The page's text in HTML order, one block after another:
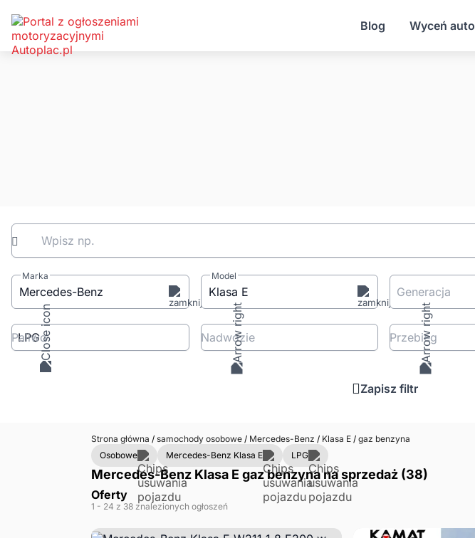
Blog Wyceń auto
Wpisz np.
Marka
Mercedes-Benz
Model
Klasa E Generacja
Paliwo Nadwozie Przebieg
Zapisz filtr
Strona główna /samochody osobowe /Mercedes-Benz /Klasa E /gaz benzyna
Osobowe
Mercedes-Benz Klasa E LPG
Mercedes-Benz Klasa E gaz benzyna na sprzedaż (38)
Oferty
1 - 24 z 38 znalezionych ogłoszeń